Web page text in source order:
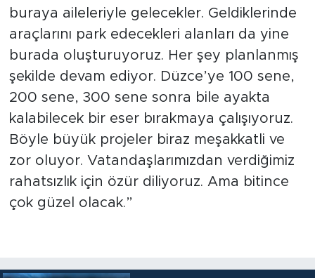
buraya aileleriyle gelecekler. Geldiklerinde
araçlarını park edecekleri alanları da yine
burada oluşturuyoruz. Her şey planlanmış
şekilde devam ediyor. Düzce’ye 100 sene,
200 sene, 300 sene sonra bile ayakta
kalabilecek bir eser bırakmaya çalışıyoruz.
Böyle büyük projeler biraz meşakkatli ve
zor oluyor. Vatandaşlarımızdan verdiğimiz
rahatsızlık için özür diliyoruz. Ama bitince
çok güzel olacak.”